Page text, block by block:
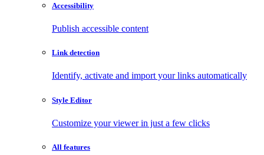
Accessibility
Publish accessible content
Link detection
Identify, activate and import your links automatically
Style Editor
Customize your viewer in just a few clicks
All features